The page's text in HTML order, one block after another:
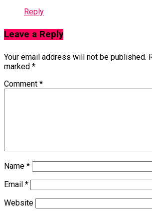
Reply
Leave a Reply
Your email address will not be published.
marked *
Comment *
Name *
Email *
Website